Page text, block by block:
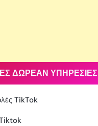
ΔΩΡΕΑΝ ΥΠΗΡΕΣΙΕΣ
TikTok